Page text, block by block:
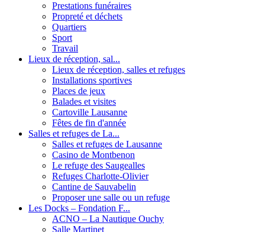
Prestations funéraires
Propreté et déchets
Quartiers
Sport
Travail
Lieux de réception, sal...
Lieux de réception, salles et refuges
Installations sportives
Places de jeux
Balades et visites
Cartoville Lausanne
Fêtes de fin d'année
Salles et refuges de La...
Salles et refuges de Lausanne
Casino de Montbenon
Le refuge des Saugealles
Refuges Charlotte-Olivier
Cantine de Sauvabelin
Proposer une salle ou un refuge
Les Docks – Fondation F...
ACNO – La Nautique Ouchy
Salle Martinet